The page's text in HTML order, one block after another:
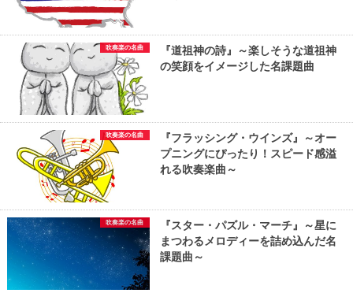
吹奏楽の名曲
『道祖神の詩』～楽しそうな道祖神
の笑顔をイメージした名課題曲
吹奏楽の名曲
『フラッシング・ウインズ』～オー
プニングにぴったり！スピード感溢
れる吹奏楽曲～
吹奏楽の名曲
『スター・パズル・マーチ』～星に
まつわるメロディーを詰め込んだ名
課題曲～